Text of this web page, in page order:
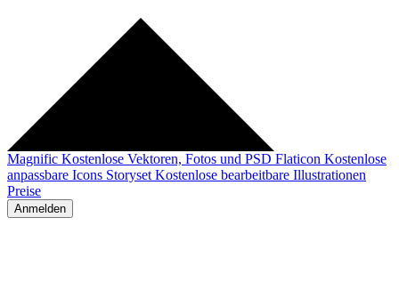
Magnific Kostenlose Vektoren, Fotos und PSD Flaticon Kostenlose
anpassbare Icons Storyset Kostenlose bearbeitbare Illustrationen
Preise
Anmelden